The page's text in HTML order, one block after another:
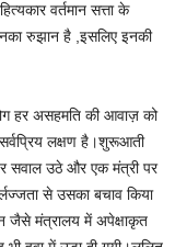
वर्तमान सत्ता के
रुझान है ,इसलिए इनकी
हर असहमति की आवाज़ को
लक्षण है।शुरूआती
सवाल उठे और एक मंत्री पर
से उसका बचाव किया
जैसे मंत्रालय में अपेक्षाकृत